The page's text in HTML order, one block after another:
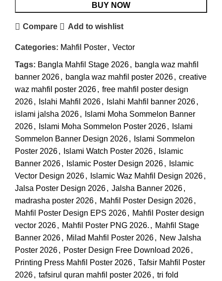
BUY NOW
Compare Add to wishlist
Categories: Mahfil Poster, Vector
Tags: Bangla Mahfil Stage 2026, bangla waz mahfil
banner 2026, bangla waz mahfil poster 2026, creative
waz mahfil poster 2026, free mahfil poster design
2026, Islahi Mahfil 2026, Islahi Mahfil banner 2026,
islami jalsha 2026,
Islami Moha Sommelon Banner
2026, Islami Moha Sommelon Poster 2026,
Islami
Sommelon Banner Design 2026,
Islami Sommelon
Poster 2026, Islami Watch Poster 2026,
Islamic
Banner 2026, Islamic Poster Design 2026,
Islamic
Vector Design 2026, Islamic Waz Mahfil Design 2026,
Jalsa Poster Design 2026, Jalsha Banner 2026,
madrasha poster 2026, Mahfil Poster Design 2026,
Mahfil Poster Design EPS 2026, Mahfil Poster design
vector 2026, Mahfil Poster PNG 2026. , Mahfil Stage
Banner 2026, Milad Mahfil Poster 2026, New Jalsha
Poster 2026, Poster Design Free Download 2026,
Printing Press Mahfil Poster 2026, Tafsir Mahfil Poster
2026, tafsirul quran mahfil poster 2026, tri fold